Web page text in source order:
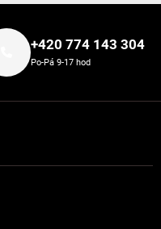
+420 774 143 304
Po-Pá 9-17 hod